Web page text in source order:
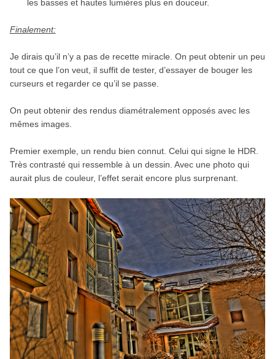
les basses et hautes lumières plus en douceur.
Finalement:
Je dirais qu’il n’y a pas de recette miracle. On peut obtenir un peu
tout ce que l’on veut, il suffit de tester, d’essayer de bouger les
curseurs et regarder ce qu’il se passe.
On peut obtenir des rendus diamétralement opposés avec les
mêmes images.
Premier exemple, un rendu bien connut. Celui qui signe le HDR.
Très contrasté qui ressemble à un dessin. Avec une photo qui
aurait plus de couleur, l’effet serait encore plus surprenant.